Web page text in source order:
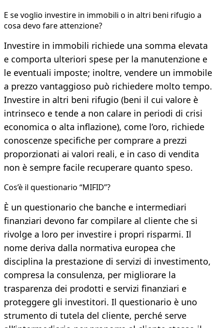
E se voglio investire in immobili o in altri beni rifugio a
cosa devo fare attenzione?
Investire in immobili richiede una somma elevata
e comporta ulteriori spese per la manutenzione e
le eventuali imposte; inoltre, vendere un immobile
a prezzo vantaggioso può richiedere molto tempo.
Investire in altri beni rifugio (beni il cui valore è
intrinseco e tende a non calare in periodi di crisi
economica o alta inflazione), come l’oro, richiede
conoscenze specifiche per comprare a prezzi
proporzionati ai valori reali, e in caso di vendita
non è sempre facile recuperare quanto speso.
Cos’è il questionario “MIFID”?
È un questionario che banche e intermediari
finanziari devono far compilare al cliente che si
rivolge a loro per investire i propri risparmi. Il
nome deriva dalla normativa europea che
disciplina la prestazione di servizi di investimento,
compresa la consulenza, per migliorare la
trasparenza dei prodotti e servizi finanziari e
proteggere gli investitori. Il questionario è uno
strumento di tutela del cliente, perché serve